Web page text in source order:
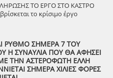
ΤΟ ΕΡΓΟ ΣΤΟ ΚΑΣΤΡΟ
το κρίσιμο έργο
στην Τ.Κ. Κάστρου,
ευρώ. Έπειτα από αυτοψία που
Υπηρεσίας και εκπροσώπους
πως οι παρεμβάσεις προχωρούν
​Το έργο
Ανάπτυξης και στο
ΡΥΘΜΟ ΣΗΜΕΡΑ 7 ΤΟΥ
Η ΣΥΝΑΥΛΙΑ ΠΟΥ ΘΑ ΑΦΗΣΕΙ
ΤΗΝ ΑΣΤΕΡΟΦΩΤΗ ΕΛΛΗ
ΣΗΜΕΡΑ ΧΙΛΙΕΣ ΦΟΡΕΣ